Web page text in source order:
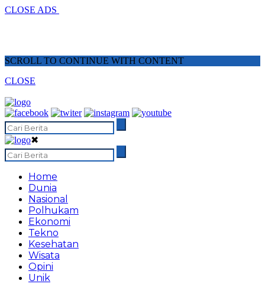
CLOSE ADS
SCROLL TO CONTINUE WITH CONTENT
CLOSE
✖
Home
Dunia
Nasional
Polhukam
Ekonomi
Tekno
Kesehatan
Wisata
Opini
Unik